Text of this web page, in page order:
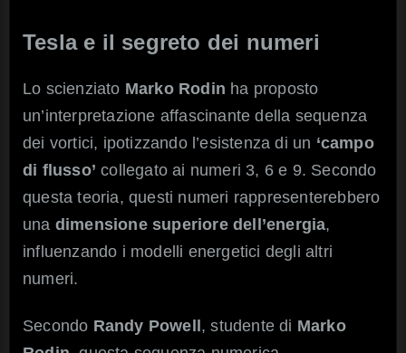
Tesla e il segreto dei numeri
Lo scienziato Marko Rodin ha proposto
un’interpretazione affascinante della sequenza
dei vortici, ipotizzando l’esistenza di un ‘campo
di flusso’ collegato ai numeri 3, 6 e 9. Secondo
questa teoria, questi numeri rappresenterebbero
una dimensione superiore dell’energia,
influenzando i modelli energetici degli altri
numeri.
Secondo Randy Powell, studente di Marko